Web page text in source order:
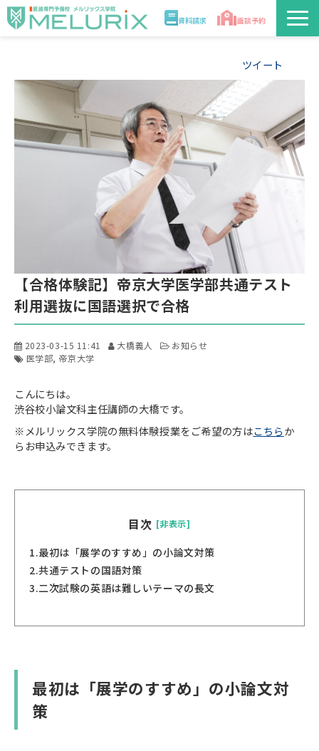
資料請求 面談予約
校舎情報
入学案内
合格実績・合格体験記
ツイート
【合格体験記】帝京大学医学部共通テスト
利用選抜に国語選択で合格
2023-03-15 11:41 大橋義人
お知らせ
医学部 帝京大学
こんにちは。
渋谷校小論文科主任講師の大橋です。
※メルリックス学院の無料体験授業をご希望の方はこちらか
らお申込みできます。
目次 [非表示]
1.最初は「展学のすすめ」の小論文対策
2.共通テストの国語対策
3.二次試験の英語は難しいテーマの長文
最初は「展学のすすめ」の小論文対
策